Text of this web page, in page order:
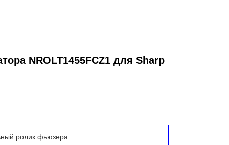
NROLT1455FCZ1 для Sharp
ролик фьюзера